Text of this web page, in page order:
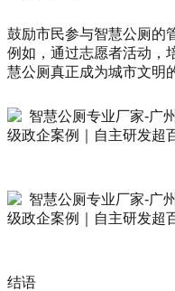
鼓励市民参与智慧公厕的
例如，通过志愿者活动，
慧公厕真正成为城市文明
结语